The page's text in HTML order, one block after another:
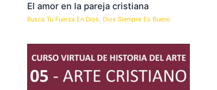
El amor en la pareja cristiana
Busca Tu Fuerza En Dios, Dios Siempre Es Bueno